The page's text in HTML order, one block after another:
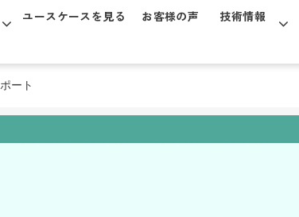
ユースケースを見る お客様の声 技術情報
ート